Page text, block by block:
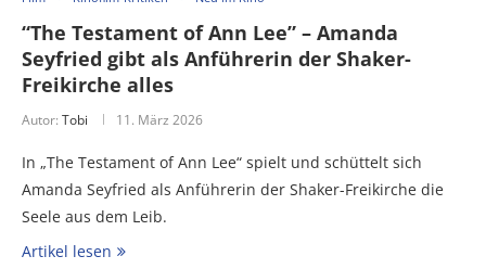
“The Testament of Ann Lee” – Amanda
Seyfried gibt als Anführerin der Shaker-
Freikirche alles
Autor: Tobi 11. März 2026
In „The Testament of Ann Lee“ spielt und schüttelt sich
Amanda Seyfried als Anführerin der Shaker-Freikirche die
Seele aus dem Leib.
Artikel lesen